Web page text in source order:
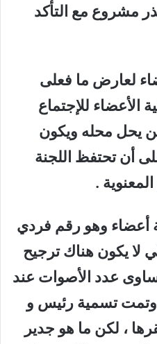
مشروع مع التأكد
لعارض ما فعلى
الأعضاء للإجتماع
يحل محله ويكون
على أن تحتفظ اللجنة
.
أعضاء وهو رقم فردي
لا يكون هناك ترجيح
عدد الأصوات عند
وتمت تسمية رئيس و
، لكن ما هو جدير